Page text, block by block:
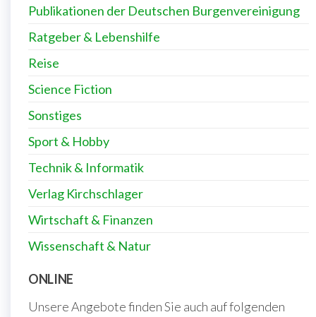
Publikationen der Deutschen Burgenvereinigung
Ratgeber & Lebenshilfe
Reise
Science Fiction
Sonstiges
Sport & Hobby
Technik & Informatik
Verlag Kirchschlager
Wirtschaft & Finanzen
Wissenschaft & Natur
ONLINE
Unsere Angebote finden Sie auch auf folgenden